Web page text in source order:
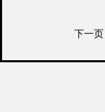
4.《
5.
下一页